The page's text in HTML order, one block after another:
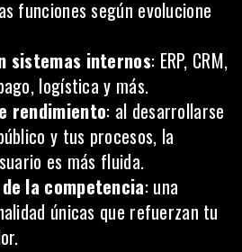
funciones según evolucione
sistemas internos: ERP, CRM,
logística y más.
rendimiento: al desarrollarse
y tus procesos, la
es más fluida.
la competencia: una
únicas que refuerzan tu